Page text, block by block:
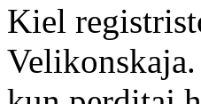
Kiel